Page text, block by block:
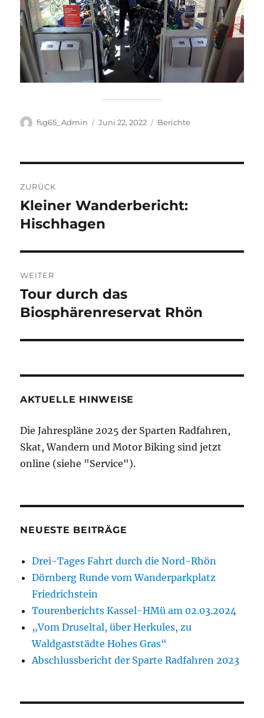
Autor
fsg65_Admin
Veröffentlicht
Juni 22, 2022 Kategorien
Berichte
ZURÜCK
Vorheriger
Beitrag:
Kleiner Wanderbericht:
Hischhagen
WEITER
Nächster
Beitrag:
Tour durch das
Biosphärenreservat Rhön
AKTUELLE HINWEISE
Die Jahrespläne 2025 der Sparten Radfahren,
Skat, Wandern und Motor Biking sind jetzt
online (siehe "Service").
NEUESTE BEITRÄGE
Drei-Tages Fahrt durch die Nord-Rhön
Dörnberg Runde vom Wanderparkplatz
Friedrichstein
Tourenberichts Kassel-HMü am 02.03.2024
„Vom Druseltal, über Herkules, zu
Waldgaststädte Hohes Gras“
Abschlussbericht der Sparte Radfahren 2023